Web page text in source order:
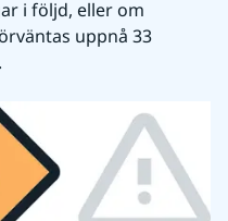
i följd, eller om
uppnå 33